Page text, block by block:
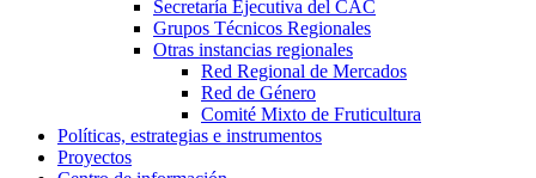
Secretaría Ejecutiva del CAC
Grupos Técnicos Regionales
Otras instancias regionales
Red Regional de Mercados
Red de Género
Comité Mixto de Fruticultura
Políticas, estrategias e instrumentos
Proyectos